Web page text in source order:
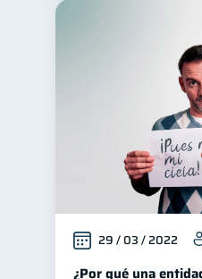
29 / 03 / 2022
¿Por qué una